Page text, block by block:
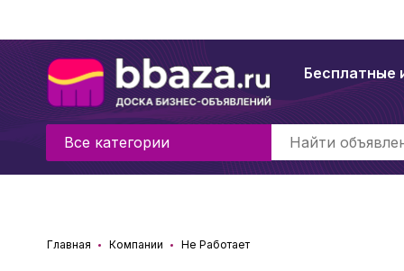
Бесплатные
Все категории
Главная Компании Не Работает